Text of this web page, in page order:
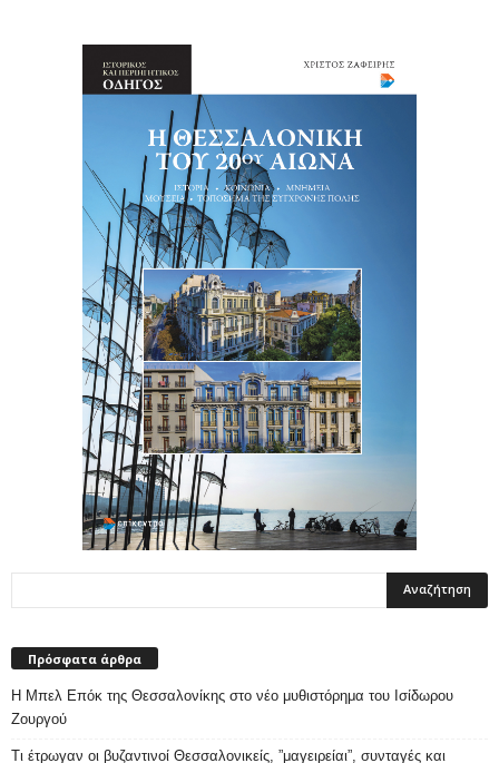
Πρόσφατα άρθρα
Η Μπελ Επόκ της Θεσσαλονίκης στο νέο μυθιστόρημα του Ισίδωρου
Ζουργού
Τι έτρωγαν οι βυζαντινοί Θεσσαλονικείς, ”μαγειρείαι”, συνταγές και